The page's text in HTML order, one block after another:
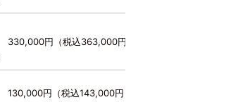
330,000円（税込363,000円）
130,000円（税込143,000円）